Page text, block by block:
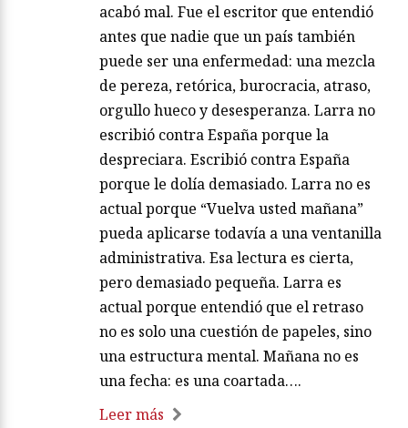
acabó mal. Fue el escritor que entendió
antes que nadie que un país también
puede ser una enfermedad: una mezcla
de pereza, retórica, burocracia, atraso,
orgullo hueco y desesperanza. Larra no
escribió contra España porque la
despreciara. Escribió contra España
porque le dolía demasiado. Larra no es
actual porque “Vuelva usted mañana”
pueda aplicarse todavía a una ventanilla
administrativa. Esa lectura es cierta,
pero demasiado pequeña. Larra es
actual porque entendió que el retraso
no es solo una cuestión de papeles, sino
una estructura mental. Mañana no es
una fecha: es una coartada….
Leer más